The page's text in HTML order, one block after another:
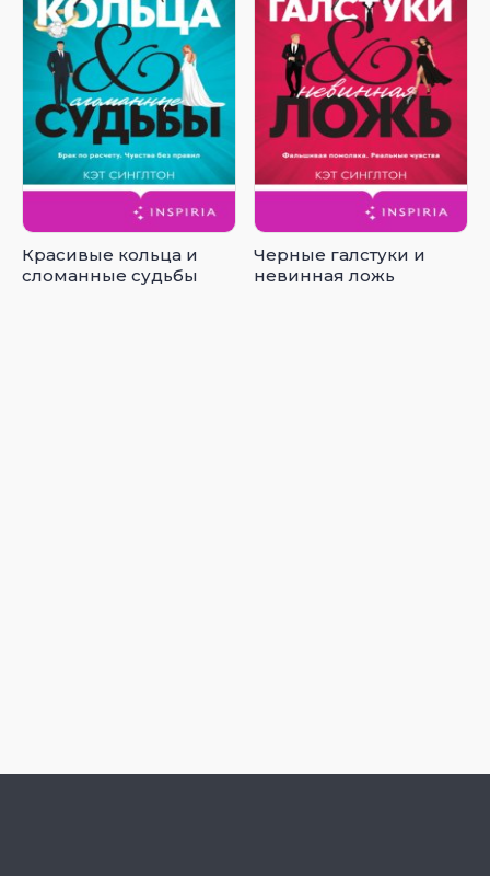
Красивые кольца и
сломанные судьбы
Черные галстуки и
невинная ложь